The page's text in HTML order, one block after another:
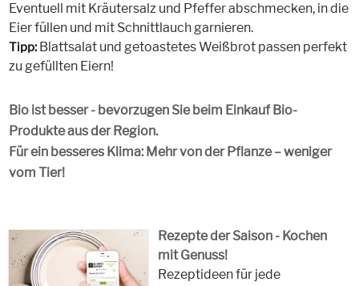
Eventuell mit Kräutersalz und Pfeffer abschmecken, in die
Eier füllen und mit Schnittlauch garnieren.
Tipp:Blattsalat und getoastetes Weißbrot passen perfekt
zu gefüllten Eiern!
Bio ist besser - bevorzugen Sie beim Einkauf Bio-
Produkte aus der Region.
Für ein besseres Klima: Mehr von der Pflanze – weniger
vom Tier!
Rezepte der Saison - Kochen
mit Genuss!
Rezeptideen für jede